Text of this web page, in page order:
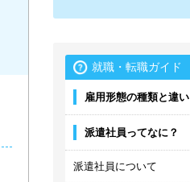
就職・転職ガイド
雇用形態の種類と違い
派遣社員ってなに？
派遣社員について